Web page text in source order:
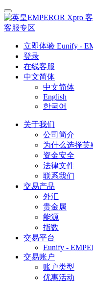
客服专区
立即体验 Eunify -
登录
在线客服
中文简体
中文简体
English
한국어
关于我们
公司简介
为什么选择英
资金安全
法律文件
联系我们
交易产品
外汇
贵金属
能源
指数
交易平台
Eunify -
交易账户
账户类型
优惠活动